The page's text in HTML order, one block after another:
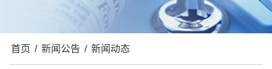
首页 / 新闻公告 / 新闻动态